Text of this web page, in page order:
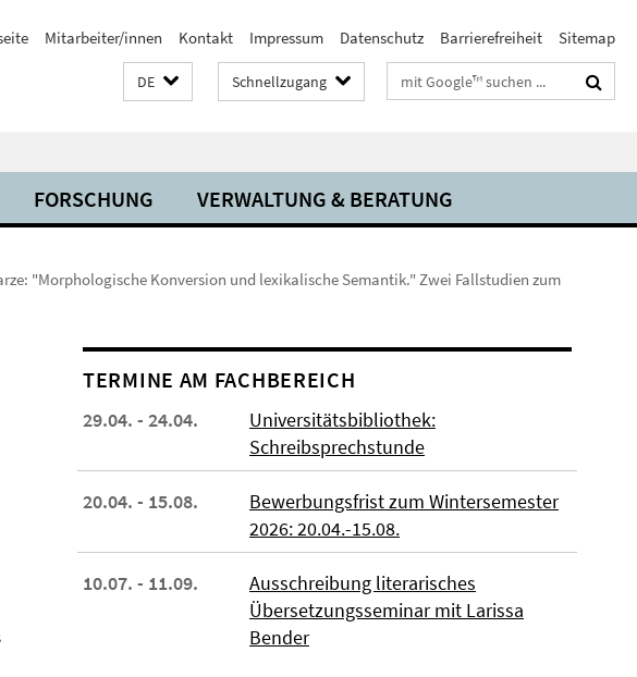
Mitarbeiter/innen Kontakt Impressum Datenschutz Barrierefreiheit Sitemap
DE Schnellzugang Suchbegriffe
FORSCHUNG VERWALTUNG & BERATUNG
"Morphologische Konversion und lexikalische Semantik." Zwei Fallstudien zum
TERMINE AM FACHBEREICH
29.04. - 24.04.
Universitätsbibliothek:
Schreibsprechstunde
20.04. - 15.08.
Bewerbungsfrist zum Wintersemester
2026: 20.04.-15.08.
10.07. - 11.09.
Ausschreibung literarisches
Übersetzungsseminar mit Larissa
Bender